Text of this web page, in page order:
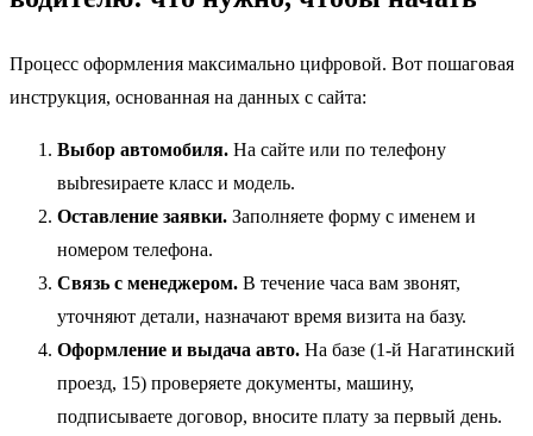
Процесс оформления максимально цифровой. Вот пошаговая
инструкция, основанная на данных с сайта:
Выбор автомобиля. На сайте или по телефону
выbresираете класс и модель.
Оставление заявки. Заполняете форму с именем и
номером телефона.
Связь с менеджером. В течение часа вам звонят,
уточняют детали, назначают время визита на базу.
Оформление и выдача авто. На базе (1-й Нагатинский
проезд, 15) проверяете документы, машину,
подписываете договор, вносите плату за первый день.